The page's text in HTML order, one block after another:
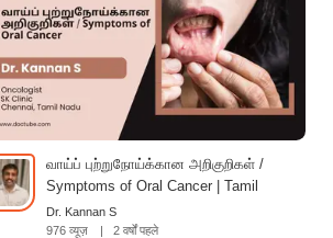
வாய்ப் புற்றுநோய்க்கான அறிகுறிகள் /
Symptoms of Oral Cancer | Tamil
Dr. Kannan S
976 व्यूज़
| 2 वर्षों पहले